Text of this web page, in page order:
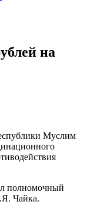
на
Муслим
полномочный
Чайка.